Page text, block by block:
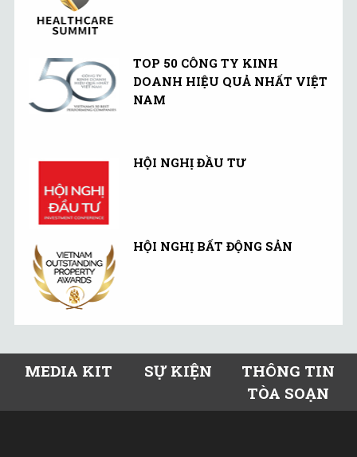
TOP 50 CÔNG TY KINH
DOANH HIỆU QUẢ NHẤT VIỆT
NAM
HỘI NGHỊ ĐẦU TƯ
HỘI NGHỊ BẤT ĐỘNG SẢN
MEDIA KIT SỰ KIỆN
THÔNG TIN
TÒA SOẠN